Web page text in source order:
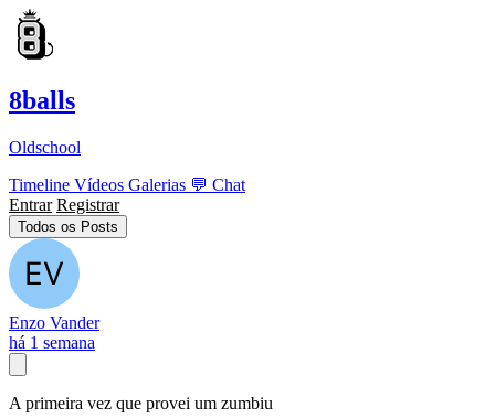
8balls
Oldschool
Timeline Vídeos Galerias 💬 Chat
Entrar Registrar
Todos os Posts
Enzo Vander
há 1 semana
A primeira vez que provei um zumbiu